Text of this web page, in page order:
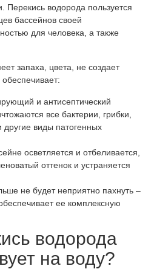
Перекись водорода пользуется
бассейнов своей
для человека, а также
запаха, цвета, не создает
и антисептический
все бактерии, грибки,
другие виды патогенных
осветляется и отбеливается,
оттенок и устраняется
не будет неприятно пахнуть –
ее комплексную
водорода
на воду?